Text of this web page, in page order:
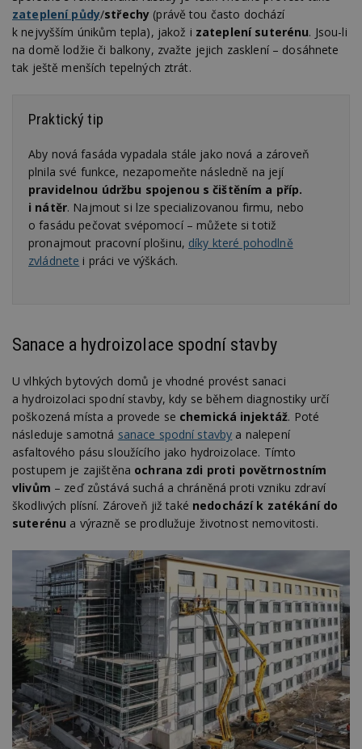
zateplení půdy/střechy (právě tou často dochází
k nejvyšším únikům tepla), jakož i zateplení suterénu. Jsou-li
na domě lodžie či balkony, zvažte jejich zasklení – dosáhnete
tak ještě menších tepelných ztrát.
Praktický tip
Aby nová fasáda vypadala stále jako nová a zároveň
plnila své funkce, nezapomeňte následně na její
pravidelnou údržbu spojenou s čištěním a příp.
i nátěr. Najmout si lze specializovanou firmu, nebo
o fasádu pečovat svépomocí – můžete si totiž
pronajmout pracovní plošinu, díky které pohodlně
zvládnete i práci ve výškách.
Sanace a hydroizolace spodní stavby
U vlhkých bytových domů je vhodné provést sanaci
a hydroizolaci spodní stavby, kdy se během diagnostiky určí
poškozená místa a provede se chemická injektáž. Poté
následuje samotná sanace spodní stavby a nalepení
asfaltového pásu sloužícího jako hydroizolace. Tímto
postupem je zajištěna ochrana zdi proti povětrnostním
vlivům – zeď zůstává suchá a chráněná proti vzniku zdraví
škodlivých plísní. Zároveň již také nedochází k zatékání do
suterénu a výrazně se prodlužuje životnost nemovitosti.